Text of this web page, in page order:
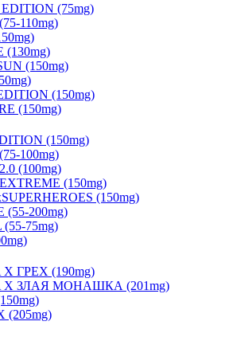
(75mg)
110mg)
(130mg)
(150mg)
(150mg)
(150mg)
(150mg)
100mg)
(100mg)
(150mg)
(150mg)
(55-200mg)
75mg)
X ГРЕХ (190mg)
X ЗЛАЯ МОНАШКА (201mg)
(205mg)